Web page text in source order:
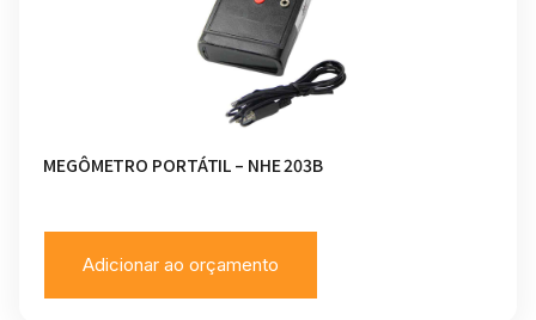
MEGÔMETRO PORTÁTIL – NHE 203B
Adicionar ao orçamento